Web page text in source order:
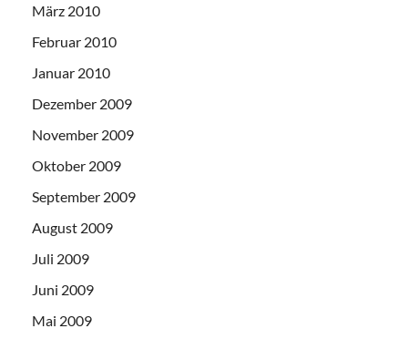
März 2010
Februar 2010
Januar 2010
Dezember 2009
November 2009
Oktober 2009
September 2009
August 2009
Juli 2009
Juni 2009
Mai 2009